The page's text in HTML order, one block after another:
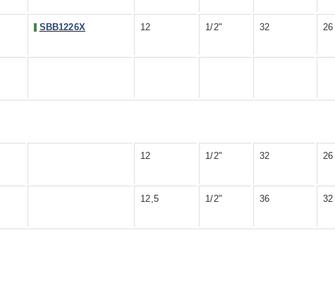
SBB1226X 12 1/2" 32 26
12 1/2" 32 26
12,5 1/2" 36 32